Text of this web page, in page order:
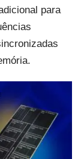
para